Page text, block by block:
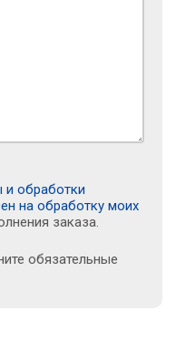
и обработки
на обработку моих
заказа.
обязательные